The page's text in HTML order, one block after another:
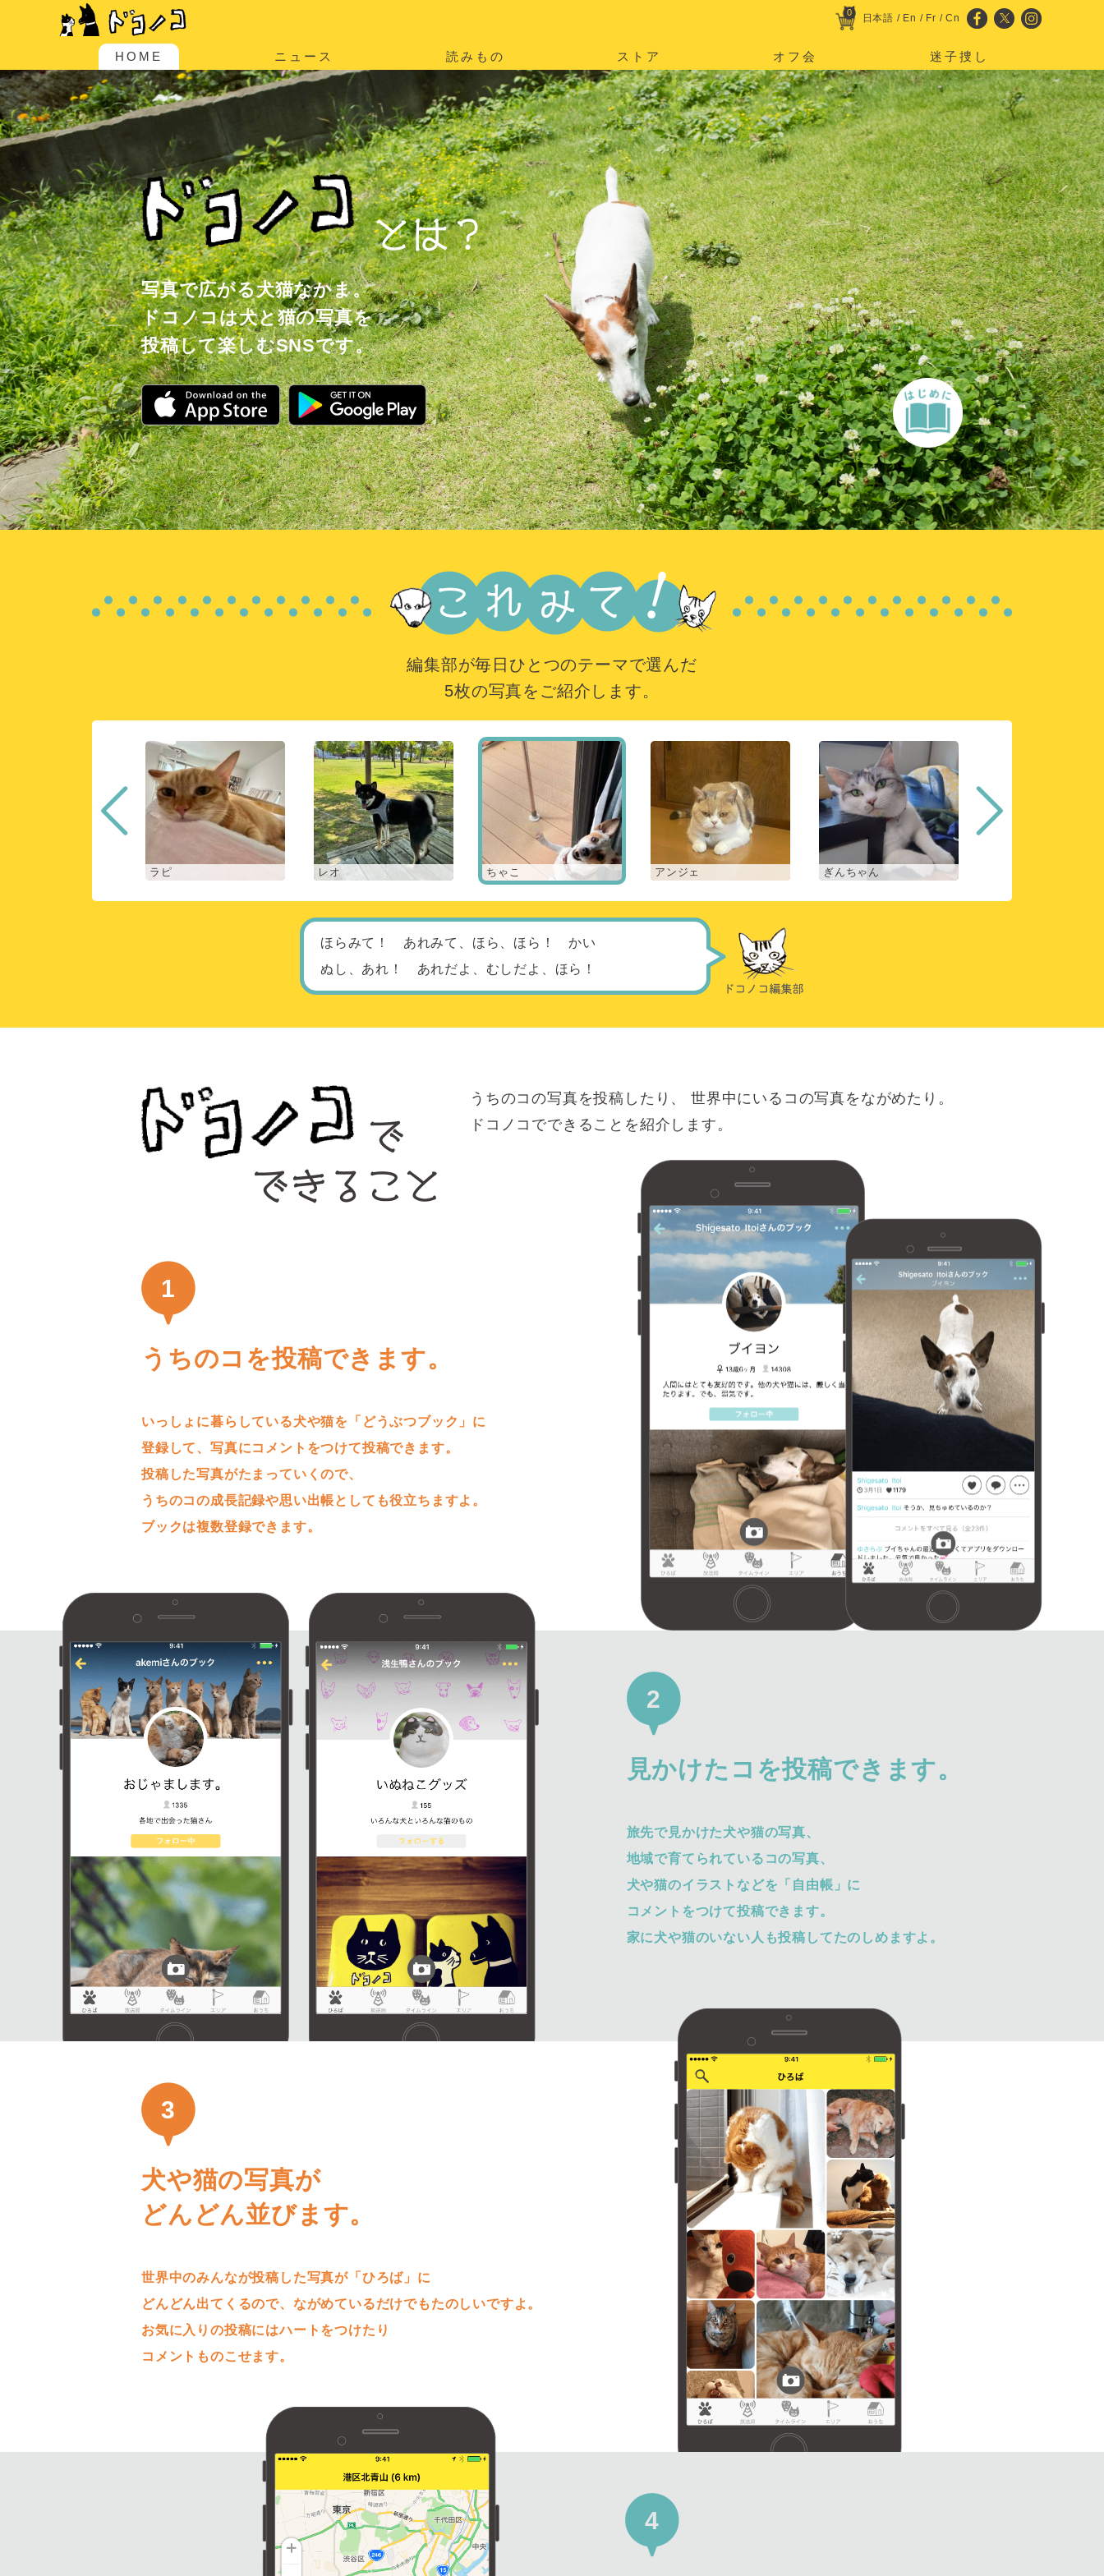
0 日本語 / En / Fr /Cn
HOME ニュース 読みもの ストア オフ会 迷子捜し
写真で広がる犬猫なかま。
ドコノコは犬と猫の写真を
投稿して楽しむSNSです。
編集部が毎日ひとつのテーマで選んだ
5枚の写真をご紹介します。
ラピ レオ ちゃこ アンジェ ぎんちゃん
ほらみて！ あれみて、ほら、ほら！ かい
ぬし、あれ！ あれだよ、むしだよ、ほら！
うちのコの写真を投稿したり、
世界中にいるコの写真をながめたり。
ドコノコでできることを紹介します。
1
うちのコを投稿できます。
いっしょに暮らしている犬や猫を「どうぶつブック」に
登録して、写真にコメントをつけて投稿できます。
投稿した写真がたまっていくので、
うちのコの成長記録や思い出帳としても役立ちますよ。
ブックは複数登録できます。
2
見かけたコを投稿できます。
旅先で見かけた犬や猫の写真、
地域で育てられているコの写真、
犬や猫のイラストなどを「自由帳」に
コメントをつけて投稿できます。
家に犬や猫のいない人も投稿してたのしめますよ。
3
犬や猫の写真が
どんどん並びます。
世界中のみんなが投稿した写真が「ひろば」に
どんどん出てくるので、ながめているだけでもたのしいですよ。
お気に入りの投稿にはハートをつけたり
コメントものこせます。
4